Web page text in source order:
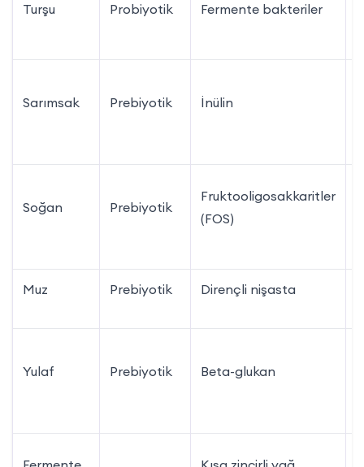
Turşu Probiyotik Fermente bakteriler
Sarımsak Prebiyotik İnülin
Soğan Prebiyotik
Fruktooligosakkaritler
(FOS)
Muz Prebiyotik Dirençli nişasta
Yulaf Prebiyotik Beta-glukan